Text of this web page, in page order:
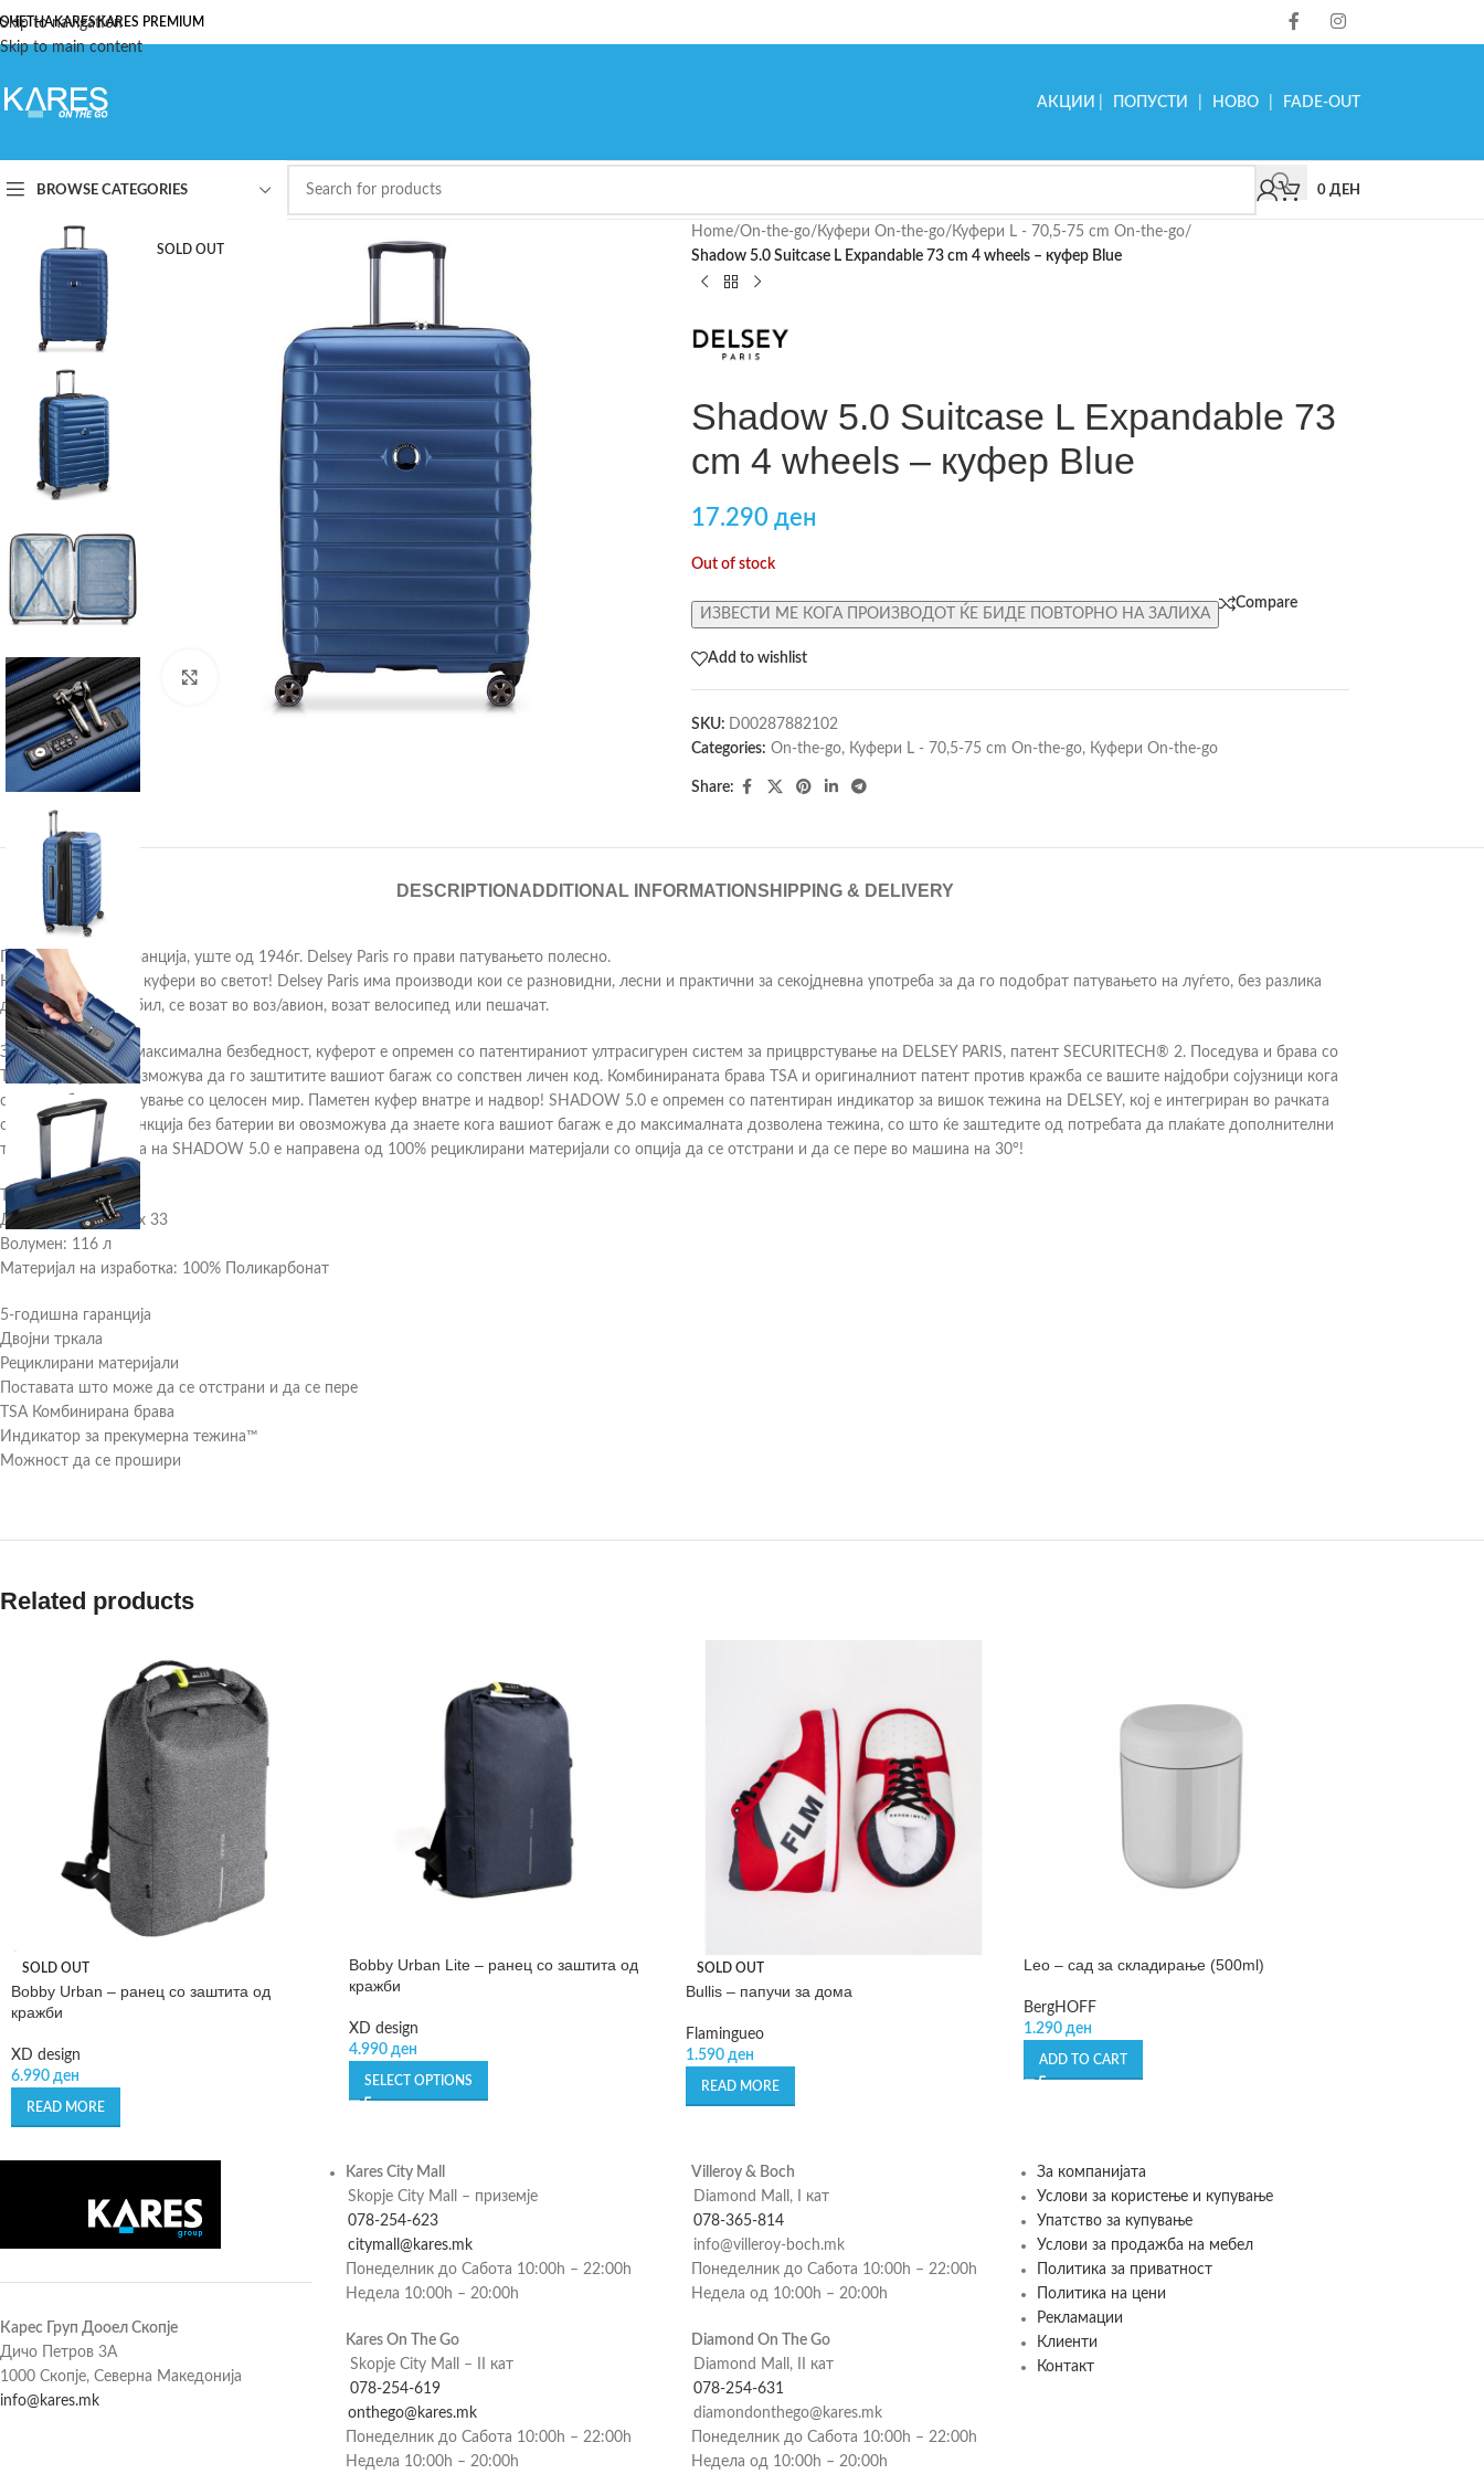
Skip to navigation
Skip to main content
KARESKARES PREMIUM
АКЦИИ ПОПУСТИ НОВО FADE-OUT
BROWSE CATEGORIES 0 ДЕН
SOLD OUT
Click to enlarge
Home/On-the-go/ Куфери On-the-go/ Куфери L - 70,5-75 cm On-the-go/
Shadow 5.0 Suitcase L Expandable 73 cm 4 wheels – куфер Blue
Shadow 5.0 Suitcase L Expandable 73
cm 4 wheels – куфер Blue
17.290 ден
Out of stock
ИЗВЕСТИ МЕ КОГА ПРОИЗВОДОТ ЌЕ БИДЕ ПОВТОРНО НА ЗАЛИХА
Compare
Add to wishlist
SKU: D00287882102
Categories: On-the-go, Куфери L - 70,5-75 cm On-the-go, Куфери On-the-go
Share:
DESCRIPTION ADDITIONAL INFORMATIONSHIPPING & DELIVERY
Произведени во Франција, уште од 1946г. Delsey Paris го прави патувањето полесно.
Најпознат бренд за куфери во светот! Delsey Paris има производи кои се разновидни, лесни и практични за секојдневна употреба за да го подобрат патувањето на луѓето, без разлика
дали возат автомобил, се возат во воз/авион, возат велосипед или пешачат.
За да се обезбеди максимална безбедност, куферот е опремен со патентираниот ултрасигурен систем за прицврстување на DELSEY PARIS, патент SECURITECH® 2. Поседува и брава со
TSA код која ви овозможува да го заштитите вашиот багаж со сопствен личен код. Комбинираната брава TSA и оригиналниот патент против кражба се вашите најдобри сојузници кога
станува збор за патување со целосен мир. Паметен куфер внатре и надвор! SHADOW 5.0 е опремен со патентиран индикатор за вишок тежина на DELSEY, кој е интегриран во рачката
од страна. Оваа функција без батерии ви овозможува да знаете кога вашиот багаж е до максималната дозволена тежина, со што ќе заштедите од потребата да плаќате дополнителни
трошоци. Поставата на SHADOW 5.0 е направена од 100% рециклирани материјали со опција да се отстрани и да се пере во машина на 30°!
Тежина: 4,77 кг
Димензии: 75 x 50 x 33
Волумен: 116 л
Материјал на изработка: 100% Поликарбонат
5-годишна гаранција
Двојни тркала
Рециклирани материјали
Поставата што може да се отстрани и да се пере
TSA Комбинирана брава
Индикатор за прекумерна тежина™
Можност да се прошири
Related products
SOLD OUT
Bobby Urban – ранец со заштита од
кражби
XD design
6.990 ден
READ MORE
Bobby Urban Lite – ранец со заштита од
кражби
XD design
4.990 ден
SELECT OPTIONS
SOLD OUT
Bullis – папучи за дома
Flamingueo
1.590 ден
READ MORE
Leo – сад за складирање (500ml)
BergHOFF
1.290 ден
ADD TO CART
Карес Груп Дооел Скопје
Дичо Петров 3А
1000 Скопје, Северна Македонија
info@kares.mk
Kares City Mall
Skopje City Mall – приземје
078-254-623
citymall@kares.mk
Понеделник до Сабота 10:00h – 22:00h
Недела 10:00h – 20:00h
Kares On The Go
Skopje City Mall – II кат
078-254-619
onthego@kares.mk
Понеделник до Сабота 10:00h – 22:00h
Недела 10:00h – 20:00h
Villeroy & Boch
Diamond Mall, I кат
078-365-814
info@villeroy-boch.mk
Понеделник до Сабота 10:00h – 22:00h
Недела од 10:00h – 20:00h
Diamond On The Go
Diamond Mall, II кат
078-254-631
diamondonthego@kares.mk
Понеделник до Сабота 10:00h – 22:00h
Недела од 10:00h – 20:00h
За компанијата
Услови за користење и купување
Упатство за купување
Услови за продажба на мебел
Политика за приватност
Политика на цени
Рекламации
Клиенти
Контакт